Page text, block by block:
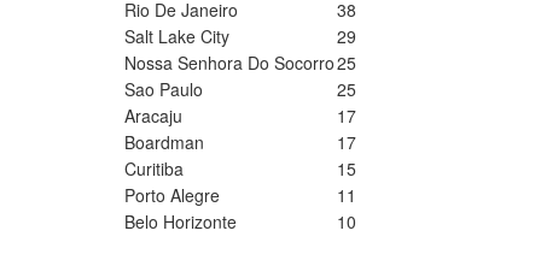
Rio De Janeiro
38
Salt Lake City
29
Nossa Senhora Do Socorro25
Sao Paulo
25
Aracaju
17
Boardman
17
Curitiba
15
Porto Alegre
11
Belo Horizonte
10